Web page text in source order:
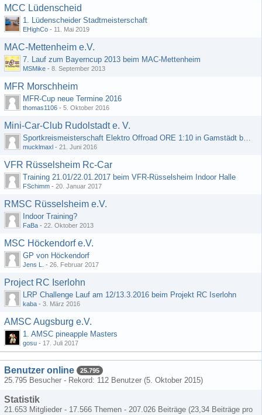
MCC Lüdenscheid
1. Lüdenscheider Stadtmeisterschaft
EHighCo - 11. Mai 2019
MAC-Mettenheim e.V.
7. Lauf zum Bayerncup 2013 beim MAC-Mettenheim
MSMike - 8. September 2013
MFR Morschheim
MFR-Cup neue Termine 2016
thomas1106 - 5. Oktober 2016
Mini-Car-Club Rudolstadt e. V.
Sportkreismeisterschaft Elektro Offroad ORE 1:10 in Gamstädt bei Erfurt, Outdoor mit Indoor Ausweichmöglichkeit!!!
mucklmaxl - 21. Juni 2016
VFR Rüsselsheim Rc-Car
Training 21.01/22.01.2017 beim VFR-Rüsselsheim Indoor Halle
FSchimm - 20. Januar 2017
RMSC Rüsselsheim e.V.
Indoor Training?
FaBa - 22. Oktober 2013
MSC Höckendorf e.V.
GP von Höckendorf
Jens L. - 26. Februar 2017
Project RC Iserlohn
LRP Challenge Lauf am 12/13.3.2016 beim Projekt RC Iserlohn
kaba - 3. März 2016
AMSC Augsburg e.V.
1. AMSC pineapple Masters
gosu - 17. Juli 2017
Benutzer online 25.795
25.795 Besucher - Rekord: 112 Benutzer (5. Oktober 2015)
Statistik
21.653 Mitglieder - 17.566 Themen - 207.026 Beiträge (23,34 Beiträge pro